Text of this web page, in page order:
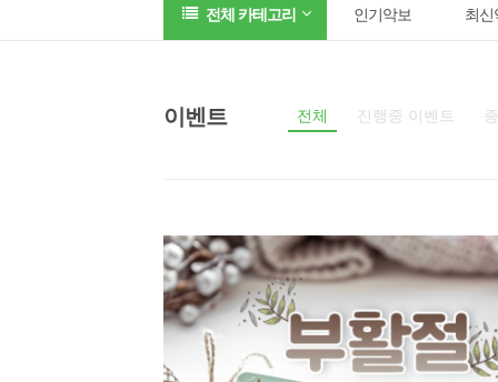
전체 카테고리 인기악보 최
이벤트 전체 진행중 이벤트